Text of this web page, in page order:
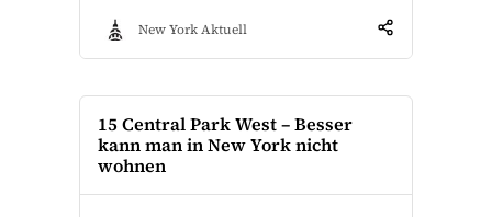
New York Aktuell
15 Central Park West – Besser
kann man in New York nicht
wohnen